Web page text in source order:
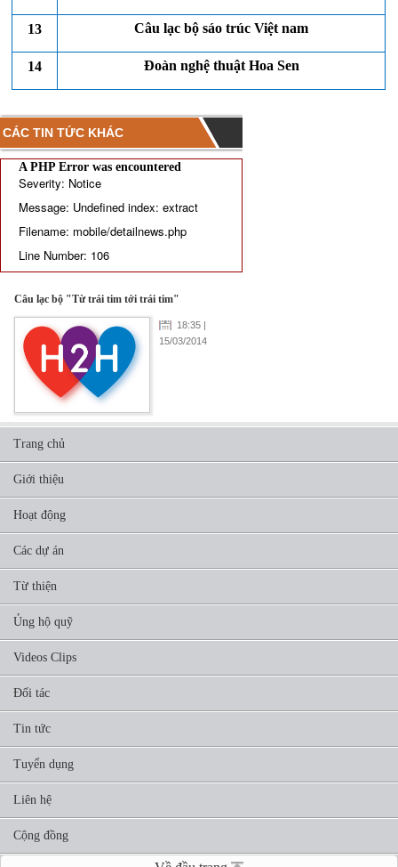
13 Câu lạc bộ sáo trúc Việt nam
14 Đoàn nghệ thuật Hoa Sen
CÁC TIN TỨC KHÁC
A PHP Error was encountered
Severity: Notice
Message: Undefined index: extract
Filename: mobile/detailnews.php
Line Number: 106
Câu lạc bộ "Từ trái tim tới trái tim"
18:35 |
15/03/2014
Trang chủ
Giới thiệu
Hoạt động
Các dự án
Từ thiện
Ủng hộ quỹ
Videos Clips
Đối tác
Tin tức
Tuyển dụng
Liên hệ
Cộng đồng